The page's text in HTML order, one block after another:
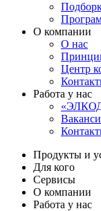
О компании
О нас
Центр
Работа у нас
Продукты и
Для кого
Сервисы
О компании
Работа у нас